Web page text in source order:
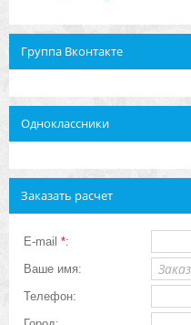
Группа Вконтакте
Одноклассники
Заказать расчет
E-mail *:
Ваше имя:
Телефон: